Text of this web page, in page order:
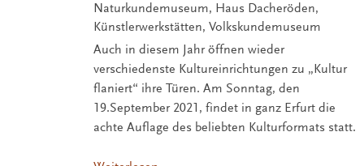
Naturkundemuseum, Haus Dacheröden,
Künstlerwerkstätten, Volkskundemuseum
Auch in diesem Jahr öffnen wieder
verschiedenste Kultureinrichtungen zu „Kultur
flaniert“ ihre Türen. Am Sonntag, den
19.September 2021, findet in ganz Erfurt die
achte Auflage des beliebten Kulturformats statt.